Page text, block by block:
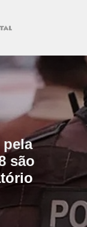
pela
são